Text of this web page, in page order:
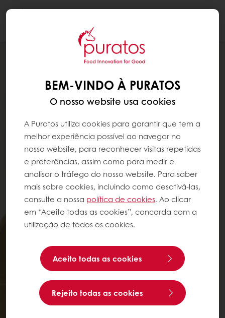
BEM-VINDO À PURATOS
O nosso website usa cookies
A Puratos utiliza cookies para garantir que tem a
melhor experiência possível ao navegar no
nosso website, para reconhecer visitas repetidas
e preferências, assim como para medir e
analisar o tráfego do nosso website. Para saber
mais sobre cookies, incluindo como desativá-las,
consulte a nossa política de cookies. Ao clicar
em “Aceito todas as cookies”, concorda com a
utilização de todos os cookies.
Aceito todas as cookies
Rejeito todas as cookies